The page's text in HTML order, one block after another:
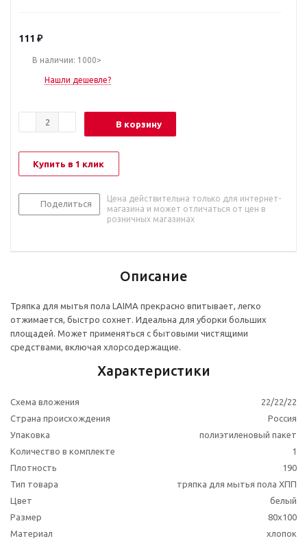
111 ₽
В наличии: 1000>
Нашли дешевле?
В корзину
Купить в 1 клик
Поделиться
Цена действительна только для интернет-
магазина и может отличаться от цен в
розничных магазинах
Описание
Тряпка для мытья пола LAIMA прекрасно впитывает, легко
отжимается, быстро сохнет. Идеальна для уборки больших
площадей. Может применяться с бытовыми чистящими
средствами, включая хлорсодержащие.
Характеристики
Схема вложения
22/22/22
Страна происхождения
Россия
Упаковка
полиэтиленовый пакет
Количество в комплекте
1
Плотность
190
Тип товара
тряпка для мытья пола ХПП
Цвет
белый
Размер
80х100
Материал
хлопок